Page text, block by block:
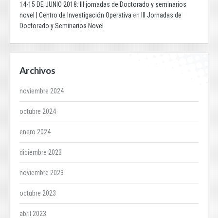
14-15 DE JUNIO 2018: III jornadas de Doctorado y seminarios
novel | Centro de Investigación Operativa en
III Jornadas de
Doctorado y Seminarios Novel
Archivos
noviembre 2024
octubre 2024
enero 2024
diciembre 2023
noviembre 2023
octubre 2023
abril 2023